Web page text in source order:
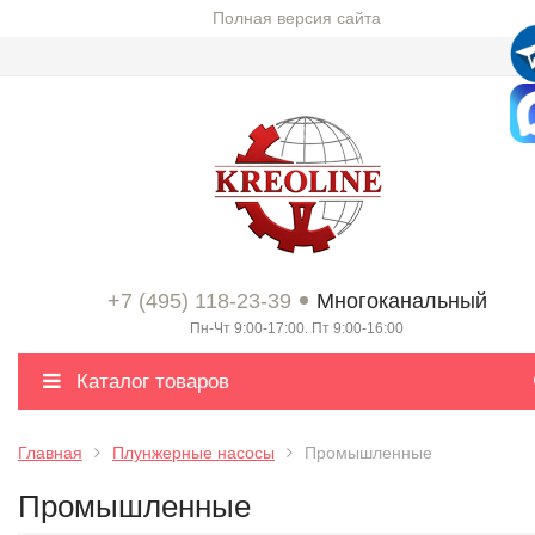
Полная версия сайта
+7 (495) 118-23-39 Многоканальный
Пн-Чт 9:00-17:00. Пт 9:00-16:00
Каталог товаров
Главная Плунжерные насосы Промышленные
Промышленные